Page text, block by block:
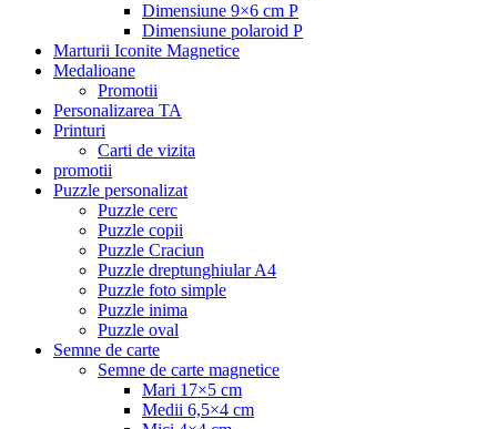
Dimensiune 9×6 cm P
Dimensiune polaroid P
Marturii Iconite Magnetice
Medalioane
Promotii
Personalizarea TA
Printuri
Carti de vizita
promotii
Puzzle personalizat
Puzzle cerc
Puzzle copii
Puzzle Craciun
Puzzle dreptunghiular A4
Puzzle foto simple
Puzzle inima
Puzzle oval
Semne de carte
Semne de carte magnetice
Mari 17×5 cm
Medii 6,5×4 cm